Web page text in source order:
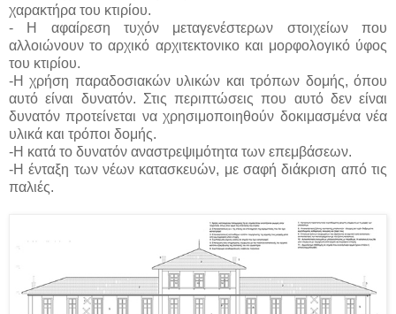
χαρακτήρα του κτιρίου.
- Η αφαίρεση τυχόν μεταγενέστερων στοιχείων που
αλλοιώνουν το αρχικό αρχιτεκτονικο και μορφολογικό ύφος
του κτιρίου.
-Η χρήση παραδοσιακών υλικών και τρόπων δομής, όπου
αυτό είναι δυνατόν. Στις περιπτώσεις που αυτό δεν είναι
δυνατόν προτείνεται να χρησιμοποιηθούν δοκιμασμένα νέα
υλικά και τρόποι δομής.
-Η κατά το δυνατόν αναστρεψιμότητα των επεμβάσεων.
-Η ένταξη των νέων κατασκευών, με σαφή διάκριση από τις
παλιές.